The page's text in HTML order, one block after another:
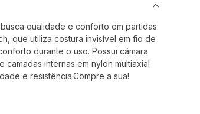
qualidade e conforto em partidas
que utiliza costura invisível em fio de
durante o uso. Possui câmara
internas em nylon multiaxial
e resistência.Compre a sua!